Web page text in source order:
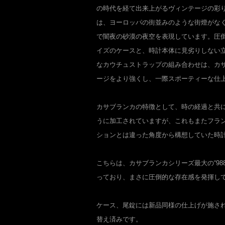
の時代を経て出来上がるヴィンテージの彩
は、ヨーロッパの街並みのような街燈がな
で闇夜の砂漠の夜空を表現しています。圧
イズのケースと、時計本体に見劣りしない
なカウチュストラップの組み合わせは、カ
ージをより強くし、一際スポーティーな仕
カサブランカの特徴として、時の経過と共
うに加工されていますが、これもまたフラ
ションとは違った角度から構想していた時
こちらは、カサブランカシリーズ最大の
っており、まさに圧倒的な存在感を発揮し
ケース、尾錠には新品同様の仕上げが施さ
替え済みです。